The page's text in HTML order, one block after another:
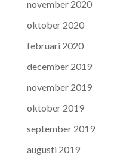
november 2020
oktober 2020
februari 2020
december 2019
november 2019
oktober 2019
september 2019
augusti 2019